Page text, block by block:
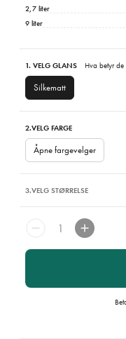
2,7 liter
9 liter
1. VELG GLANS Hva betyr de
Silkematt
2.VELG FARGE
Åpne fargevelger
3.VELG STØRRELSE